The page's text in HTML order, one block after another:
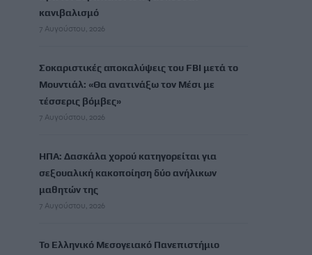
κανιβαλισμό
7 Αυγούστου, 2026
Σοκαριστικές αποκαλύψεις του FBI μετά το
Μουντιάλ: «Θα ανατινάξω τον Μέσι με
τέσσερις βόμβες»
7 Αυγούστου, 2026
ΗΠΑ: Δασκάλα χορού κατηγορείται για
σεξουαλική κακοποίηση δύο ανήλικων
μαθητών της
7 Αυγούστου, 2026
Το Ελληνικό Μεσογειακό Πανεπιστήμιο